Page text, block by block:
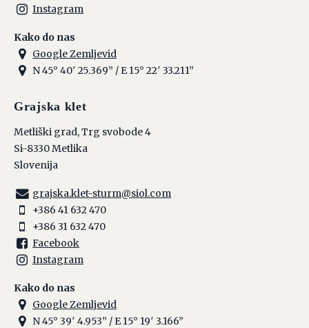
Instagram
Kako do nas
Google Zemljevid
N 45° 40′ 25.369” / E 15° 22′ 33.211”
Grajska klet
Metliški grad, Trg svobode 4
Si-8330 Metlika
Slovenija
grajska.klet-sturm@siol.com
+386 41 632 470
+386 31 632 470
Facebook
Instagram
Kako do nas
Google Zemljevid
N 45° 39′ 4.953” / E 15° 19′ 3.166”